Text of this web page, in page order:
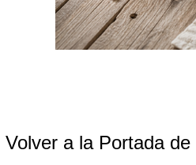
Volver a la Portada de